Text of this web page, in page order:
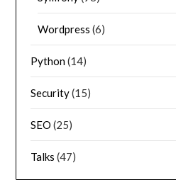
Wordpress (6)
Python(14)
Security(15)
SEO (25)
Talks (47)